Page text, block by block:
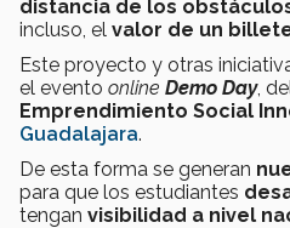
distancia de los
incluso, el valor de un
Este proyecto y otras
el evento online Demo Day,
Emprendimiento Social
Guadalajara.
De esta forma se generan
para que los estudiantes
tengan visibilidad a nivel